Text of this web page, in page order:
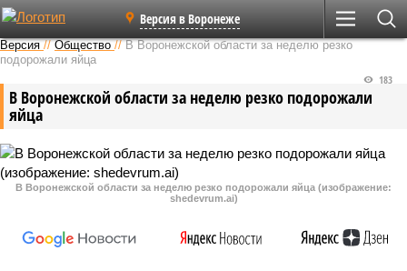
Версия в Воронеже
Версия //Общество //В Воронежской области за неделю резко
подорожали яйца
В Воронежской области за неделю резко подорожали
яйца
183
В Воронежской области за неделю резко подорожали яйца (изображение:
shedevrum.ai)